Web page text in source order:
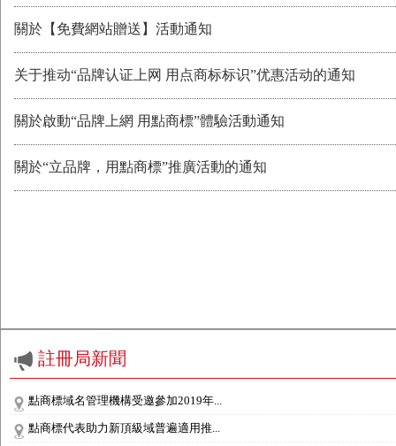
關於【免費網站贈送】活動通知
关于推动“品牌认证上网 用点商标标识”优惠活动的通知
關於啟動“品牌上網 用點商標”體驗活動通知
關於“立品牌，用點商標”推廣活動的通知
註冊局新聞
點商標域名管理機構受邀參加2019年...
點商標代表助力新頂級域普遍適用推...